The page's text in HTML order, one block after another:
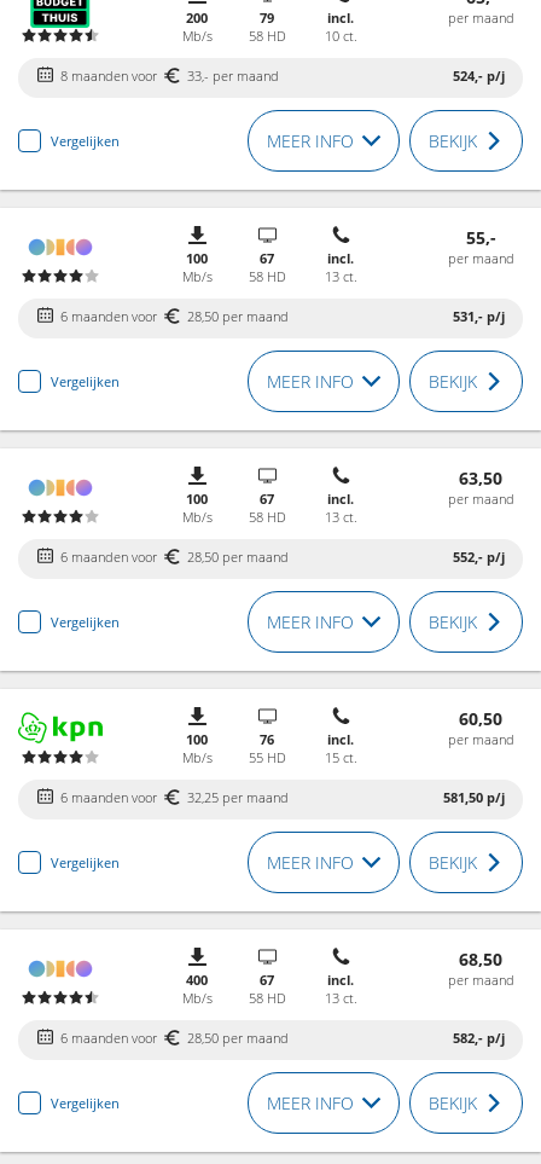
200
Mb/s
79
58 HD
incl.
10 ct.
per maand
8 maanden voor 33,- per maand 524,- p/j
Vergelijken MEER INFO BEKIJK
100
Mb/s
67
58 HD
incl.
13 ct.
55,-
per maand
6 maanden voor 28,50 per maand 531,- p/j
Vergelijken MEER INFO BEKIJK
100
Mb/s
67
58 HD
incl.
13 ct.
63,50
per maand
6 maanden voor 28,50 per maand 552,- p/j
Vergelijken MEER INFO BEKIJK
100
Mb/s
76
55 HD
incl.
15 ct.
60,50
per maand
6 maanden voor 32,25 per maand 581,50 p/j
Vergelijken MEER INFO BEKIJK
400
Mb/s
67
58 HD
incl.
13 ct.
68,50
per maand
6 maanden voor 28,50 per maand 582,- p/j
Vergelijken MEER INFO BEKIJK